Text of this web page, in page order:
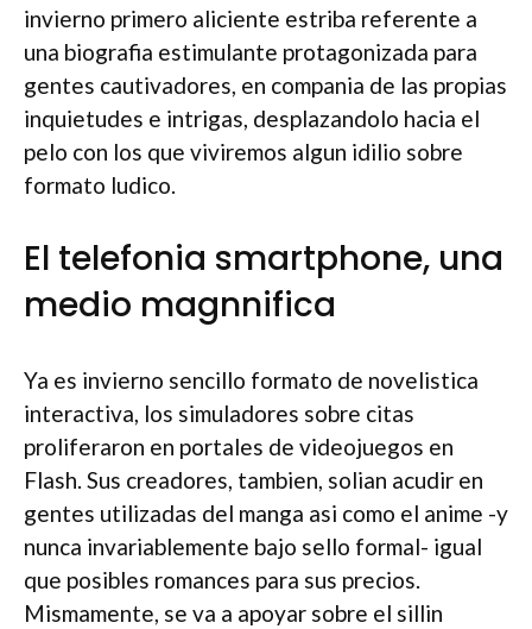
invierno primero aliciente estriba referente a
una biografia estimulante protagonizada para
gentes cautivadores, en compania de las propias
inquietudes e intrigas, desplazandolo hacia el
pelo con los que viviremos algun idilio sobre
formato ludico.
El telefonia smartphone, una
medio magnnifica
Ya es invierno sencillo formato de novelistica
interactiva, los simuladores sobre citas
proliferaron en portales de videojuegos en
Flash. Sus creadores, tambien, solian acudir en
gentes utilizadas del manga asi­ como el anime -y
nunca invariablemente bajo sello formal- igual
que posibles romances para sus precios.
Mismamente, se va a apoyar sobre el silli­n